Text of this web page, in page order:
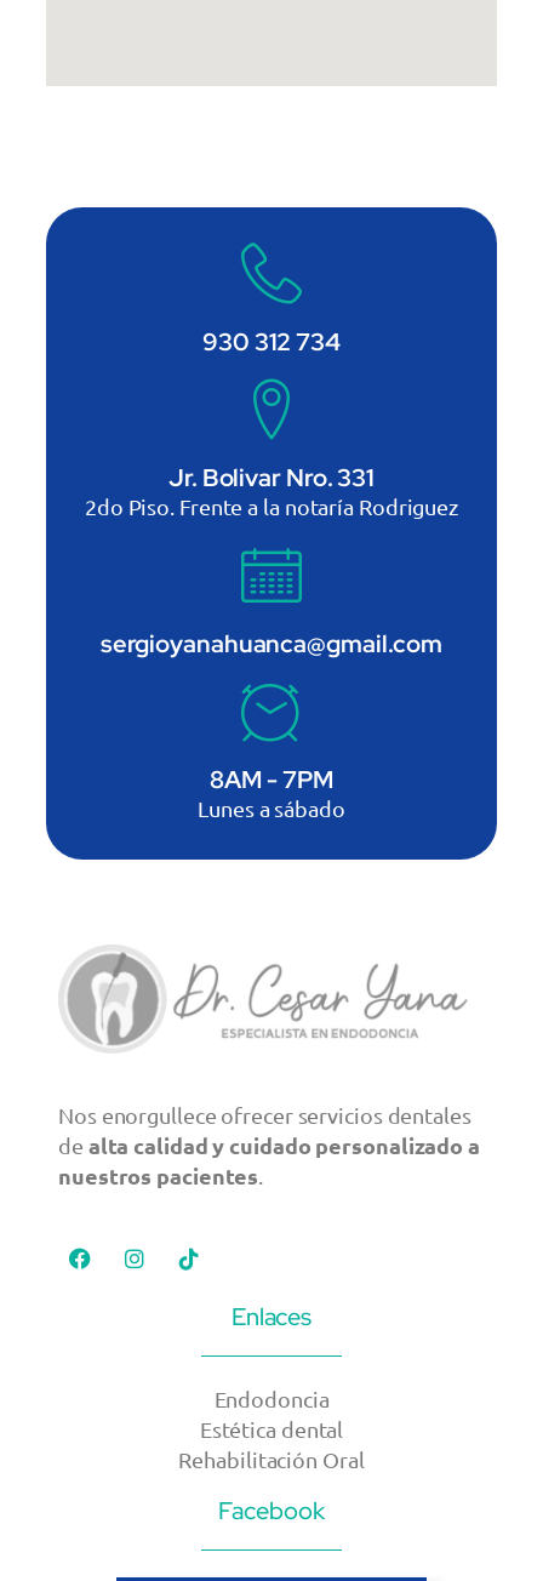
930 312 734
Jr. Bolivar Nro. 331
2do Piso. Frente a la notaría Rodriguez
sergioyanahuanca@gmail.com
8AM - 7PM
Lunes a sábado
Nos enorgullece ofrecer servicios dentales
de alta calidad y cuidado personalizado a
nuestros pacientes
Enlaces
Endodoncia
Estética dental
Rehabilitación Oral
Facebook